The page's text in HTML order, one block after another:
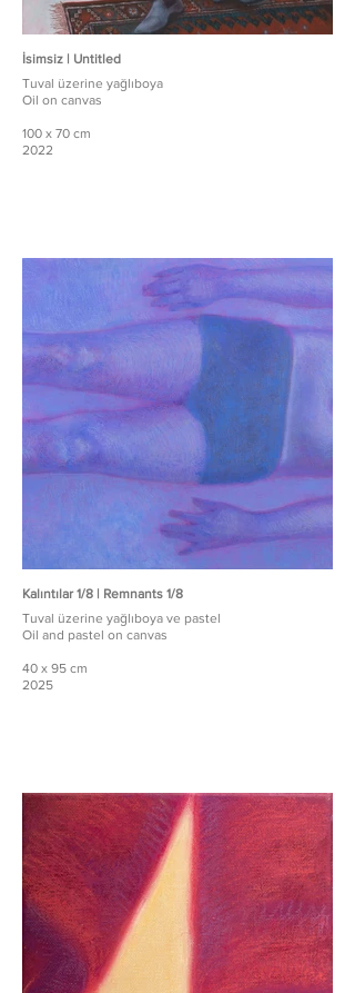
İsimsiz | Untitled
Tuval üzerine yağlıboya
Oil on canvas
100 x 70 cm
2022
Kalıntılar 1/8 | Remnants 1/8
Tuval üzerine yağlıboya ve pastel
Oil and pastel on canvas
40 x 95 cm
2025